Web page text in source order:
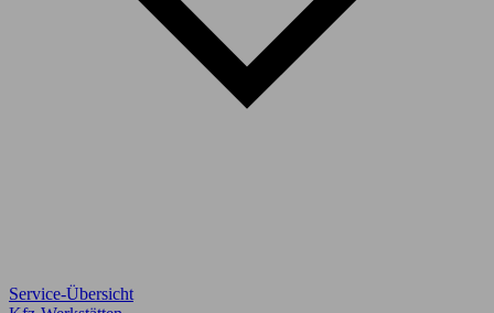
Service-Übersicht